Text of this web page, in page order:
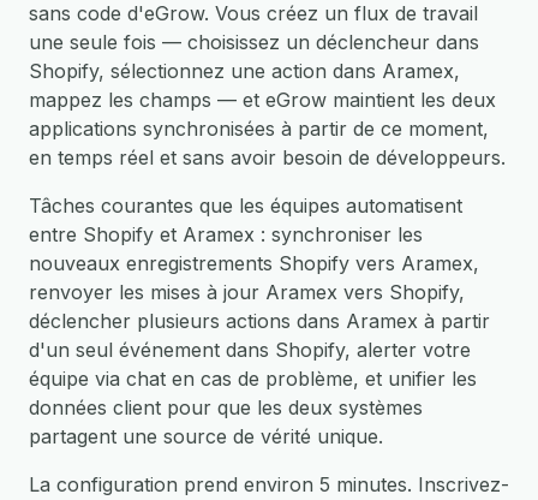
sans code d'eGrow. Vous créez un flux de travail
une seule fois — choisissez un déclencheur dans
Shopify, sélectionnez une action dans Aramex,
mappez les champs — et eGrow maintient les deux
applications synchronisées à partir de ce moment,
en temps réel et sans avoir besoin de développeurs.
Tâches courantes que les équipes automatisent
entre Shopify et Aramex : synchroniser les
nouveaux enregistrements Shopify vers Aramex,
renvoyer les mises à jour Aramex vers Shopify,
déclencher plusieurs actions dans Aramex à partir
d'un seul événement dans Shopify, alerter votre
équipe via chat en cas de problème, et unifier les
données client pour que les deux systèmes
partagent une source de vérité unique.
La configuration prend environ 5 minutes. Inscrivez-